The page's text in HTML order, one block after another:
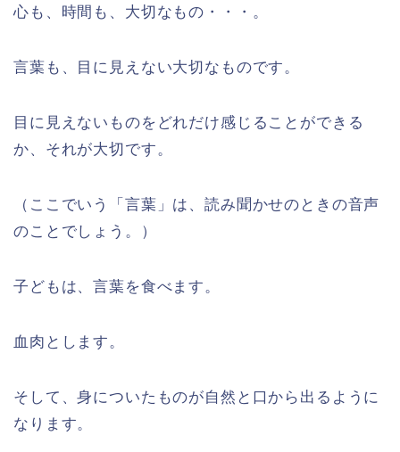
心も、時間も、大切なもの・・・。
言葉も、目に見えない大切なものです。
目に見えないものをどれだけ感じることができる
か、それが大切です。
（ここでいう「言葉」は、読み聞かせのときの音声
のことでしょう。）
子どもは、言葉を食べます。
血肉とします。
そして、身についたものが自然と口から出るように
なります。